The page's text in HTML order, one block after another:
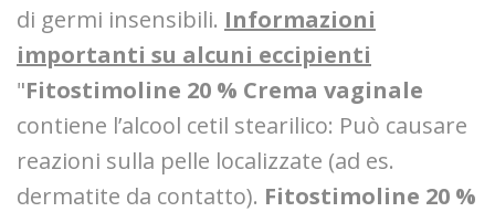
di germi insensibili. Informazioni
importanti su alcuni eccipienti
"Fitostimoline 20 % Crema vaginale
contiene l’alcool cetil stearilico: Può causare
reazioni sulla pelle localizzate (ad es.
dermatite da contatto). Fitostimoline 20 %